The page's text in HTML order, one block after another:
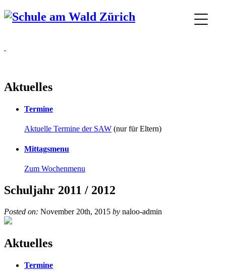
Aktuelles
Termine
Aktuelle Termine der SAW (nur für Eltern)
Mittagsmenu
Zum Wochenmenu
Schuljahr 2011 / 2012
Posted on: November 20th, 2015 by naloo-admin
Aktuelles
Termine